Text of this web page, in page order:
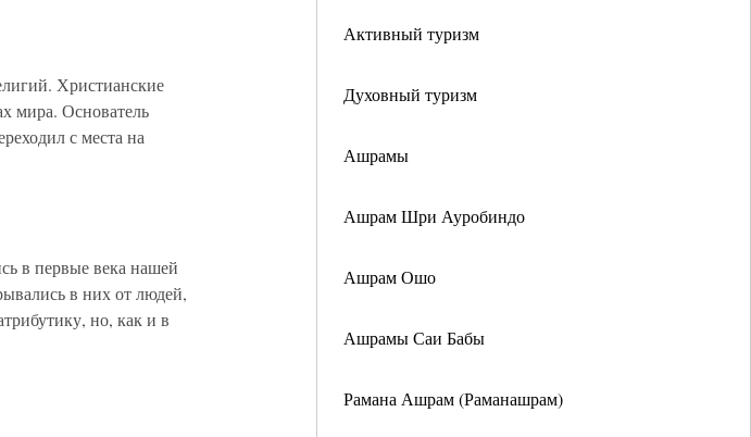
Активный туризм
Духовный туризм
Ашрамы
Ашрам Шри Ауробиндо
Ашрам Ошо
Ашрамы Саи Бабы
Рамана Ашрам (Раманашрам)
Христианские
мира. Основатель
с места на
в первые века нашей
в них от людей,
но, как и в